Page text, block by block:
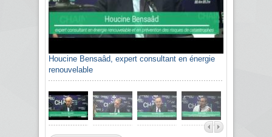
Houcine Bensaâd, expert consultant en énergie
renouvelable